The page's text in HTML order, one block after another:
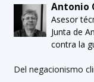
Antonio
Asesor
Junta de
contra la
Del negacionismo